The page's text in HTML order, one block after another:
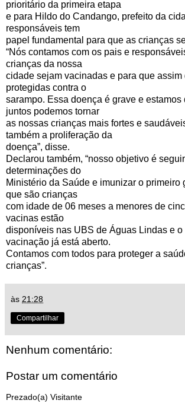
prioritário da primeira etapa
e para Hildo do Candango, prefeito da
responsáveis tem
papel fundamental para que as crianças
“Nós contamos com os pais e
crianças da nossa
cidade sejam vacinadas e para que assim
protegidas contra o
sarampo. Essa doença é grave e estamos
juntos podemos tornar
as nossas crianças mais fortes e
também a proliferação da
doença”, disse.
Declarou também, “nosso objetivo é
determinações do
Ministério da Saúde e imunizar o primeiro
que são crianças
com idade de 06 meses a menores de
vacinas estão
disponíveis nas UBS de Águas Lindas e o
vacinação já está aberto.
Contamos com todos para proteger a
crianças”.
às 21:28
Compartilhar
Nenhum comentário:
Postar um comentário
Prezado(a) Visitante